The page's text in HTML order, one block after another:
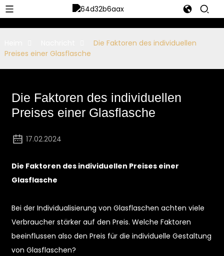
Die Faktoren des individuellen
Preises einer Glasflasche
Die Faktoren des individuellen
Preises einer Glasflasche
17.02.2024
Die Faktoren des individuellen Preises einer
Glasflasche
Bei der Individualisierung von Glasflaschen achten viele
Verbraucher stärker auf den Preis. Welche Faktoren
beeinflussen also den Preis für die individuelle Gestaltung
von Glasflaschen?